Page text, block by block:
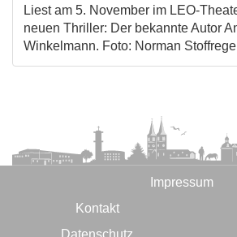
Liest am 5. November im LEO-
neuen Thriller: Der bekannte Autor
Winkelmann. Foto: Norman
Impressum
Kontakt
Datenschutz